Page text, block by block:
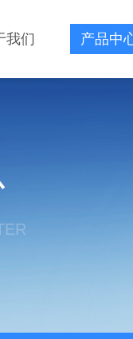
我们 产品中